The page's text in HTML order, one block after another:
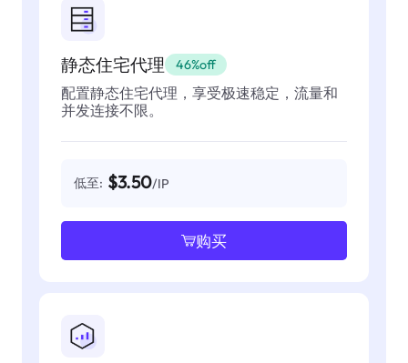
静态住宅代理 46%off
配置静态住宅代理，享受极速稳定，流量和
并发连接不限。
低至: $3.50/IP
购买